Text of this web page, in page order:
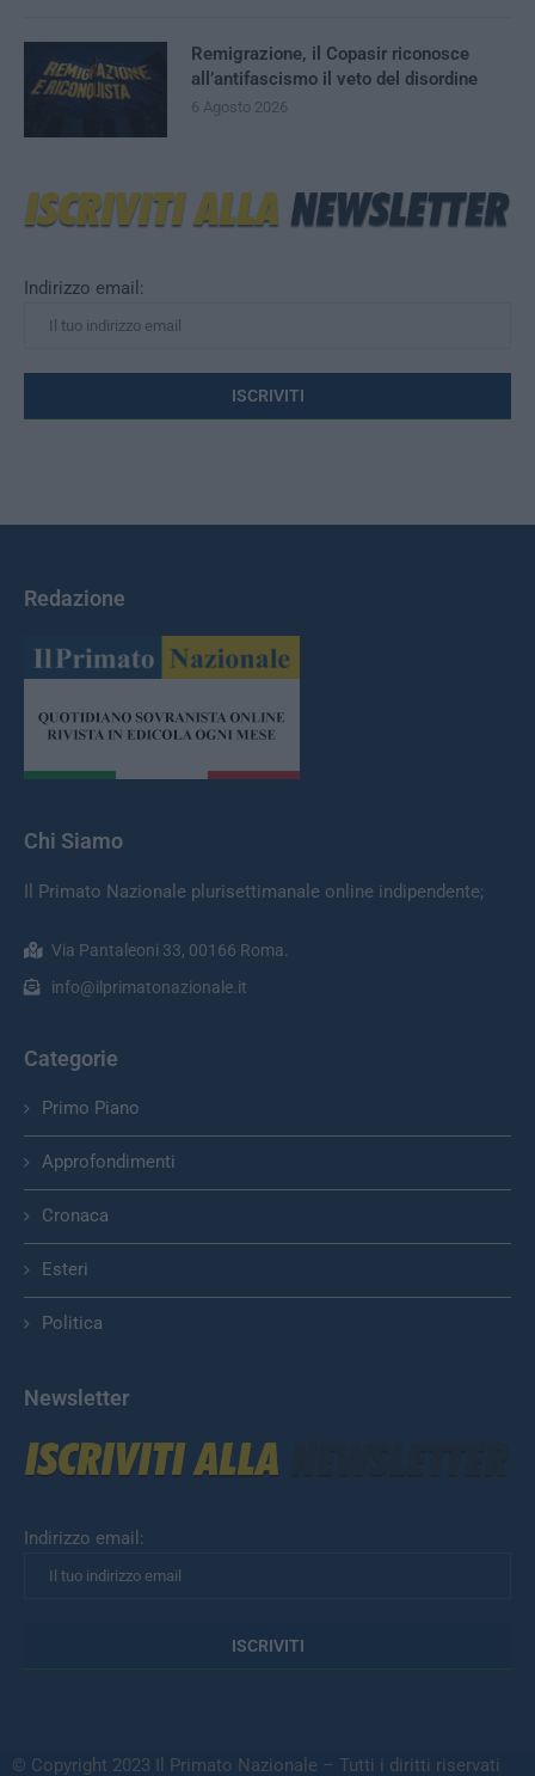
Indirizzo email:
Remigrazione, il Copasir riconosce
all’antifascismo il veto del disordine
6 Agosto 2026
Redazione
Chi Siamo
Il Primato Nazionale plurisettimanale online indipendente;
Via Pantaleoni 33, 00166 Roma.
info@ilprimatonazionale.it
Categorie
Primo Piano
Approfondimenti
Cronaca
Esteri
Politica
Newsletter
Indirizzo email:
© Copyright 2023 Il Primato Nazionale – Tutti i diritti riservati